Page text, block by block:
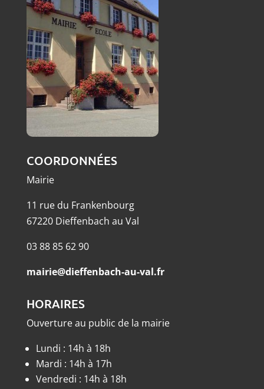
COORDONNÉES
Mairie
11 rue du Frankenbourg
67220 Dieffenbach au Val
03 88 85 62 90
mairie@dieffenbach-au-val.fr
HORAIRES
Ouverture au public de la mairie
Lundi : 14h à 18h
Mardi : 14h à 17h
Vendredi : 14h à 18h